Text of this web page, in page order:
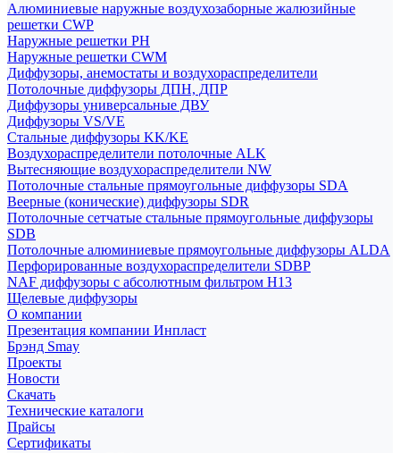
Алюминиевые наружные воздухозаборные жалюзийные
решетки CWP
Наружные решетки РН
Наружные решетки CWM
Диффузоры, анемостаты и воздухораспределители
Потолочные диффузоры ДПН, ДПР
Диффузоры универсальные ДВУ
Диффузоры VS/VE
Стальные диффузоры KK/KE
Воздухораспределители потолочные ALK
Вытесняющие воздухораспределители NW
Потолочные стальные прямоугольные диффузоры SDA
Веерные (конические) диффузоры SDR
Потолочные сетчатые стальные прямоугольные диффузоры
SDB
Потолочные алюминиевые прямоугольные диффузоры ALDA
Перфорированные воздухораспределители SDBP
NAF диффузоры с абсолютным фильтром Н13
Щелевые диффузоры
О компании
Презентация компании Инпласт
Брэнд Smay
Проекты
Новости
Скачать
Технические каталоги
Прайсы
Сертификаты